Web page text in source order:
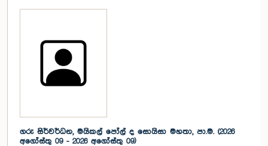
ගරු සිර්වර්ධන, මයිකල් පෝල් ද සොයිසා මහතා, පා.ම. (2026
අගෝස්තු 09 - 2026 අගෝස්තු 09)